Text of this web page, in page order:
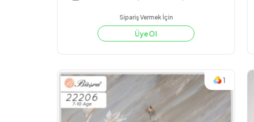
Sipariş Vermek İçin
Üye Ol
1